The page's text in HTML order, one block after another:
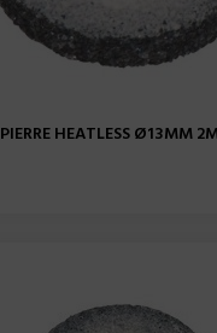
PIERRE HEATLESS Ø13MM